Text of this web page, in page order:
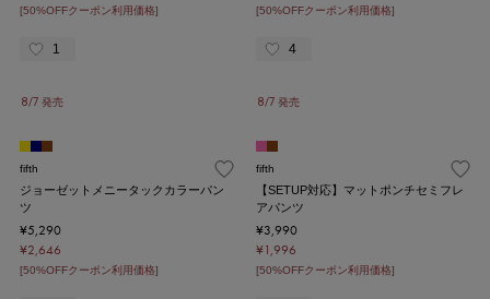
[50%OFFクーポン利用価格]
1
[50%OFFクーポン利用価格]
4
8/7 発売
fifth
ジョーゼットメニータックカラーパン
ツ
¥5,290
¥2,646
[50%OFFクーポン利用価格]
8/7 発売
fifth
【SETUP対応】マットポンチセミフレ
アパンツ
¥3,990
¥1,996
[50%OFFクーポン利用価格]